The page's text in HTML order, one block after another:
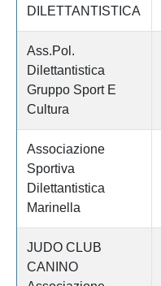
DILETTANTISTICA
Ass.Pol.
Dilettantistica
Gruppo Sport E
Cultura
Associazione
Sportiva
Dilettantistica
Marinella
JUDO CLUB
CANINO